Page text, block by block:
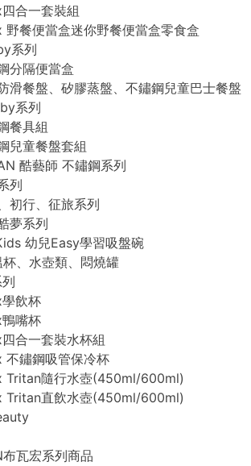
合一套裝組
野餐便當盒迷你野餐便當盒零食盒
系列
分隔便當盒
滑餐盤、矽膠蒸盤、不鏽鋼兒童巴士餐盤
系列
餐具組
兒童餐盤套組
酷藝師 不鏽鋼系列
列
初行、征旅系列
夢系列
幼兒Easy學習吸盤碗
、水壺類、悶燒罐
飲杯
嘴杯
合一套裝水杯組
不鏽鋼吸管保冷杯
Tritan隨行水壺(450ml/600ml)
Tritan直飲水壺(450ml/600ml)
布瓦宏系列商品